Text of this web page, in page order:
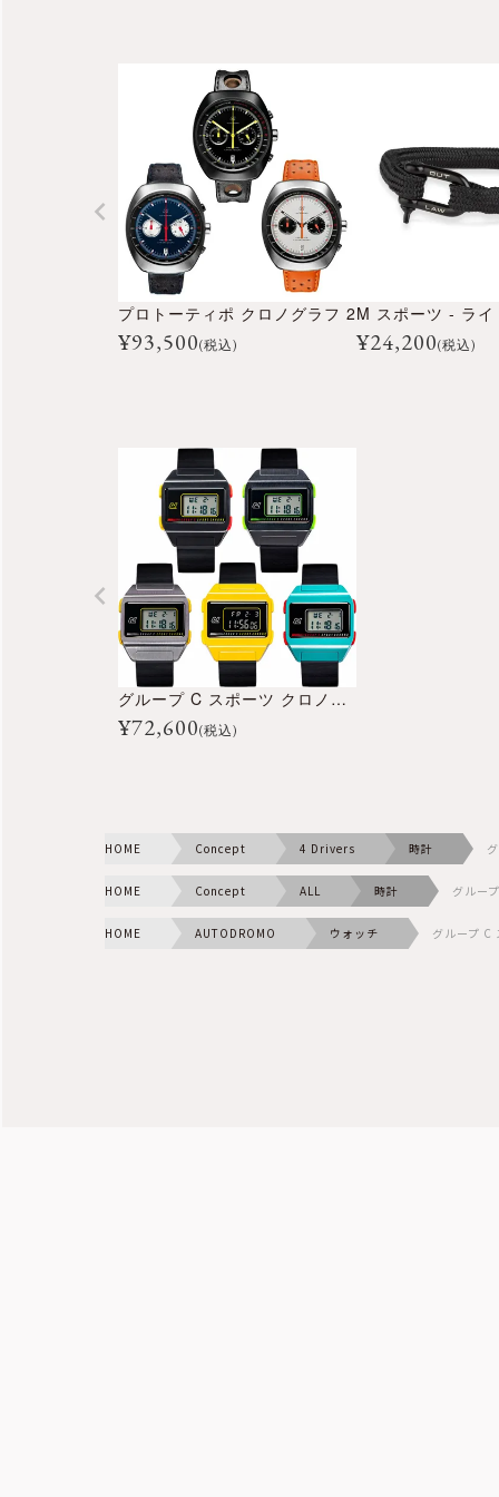
プロトーティポ クロノグラフ 2
¥93,500(税込)
M スポーツ - ライ
¥24,200(税込)
グループ C スポーツ クロノグラフ
¥72,600(税込)
HOME Concept 4 Drivers 時計
HOME Concept ALL 時計 グルー
HOME AUTODROMO ウォッチ グループ C